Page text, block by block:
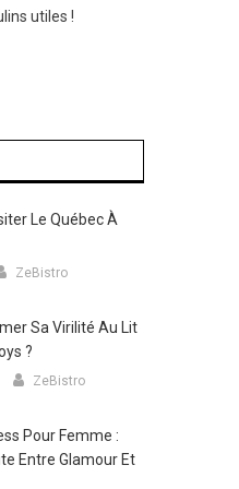
utiles !
Le Québec À
ZeBistro
Sa Virilité Au Lit
?
ZeBistro
Pour Femme :
Entre Glamour Et